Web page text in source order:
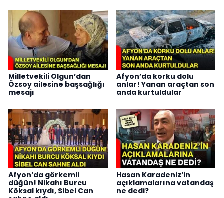
Milletvekili Olgun’dan
Özsoy ailesine başsağlığı
mesajı
Afyon’da korku dolu
anlar! Yanan araçtan son
anda kurtuldular
Afyon’da görkemli
düğün! Nikahı Burcu
Köksal kıydı, Sibel Can
Hasan Karadeniz’in
açıklamalarına vatandaş
ne dedi?